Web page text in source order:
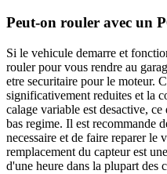
Peut-on rouler avec un
Si le vehicule demarre et
rouler pour vous rendre au
etre securitaire pour le moteur.
significativement reduites et la
calage variable est desactive,
bas regime. Il est recommande
necessaire et de faire reparer le
remplacement du capteur est
d'une heure dans la plupart des